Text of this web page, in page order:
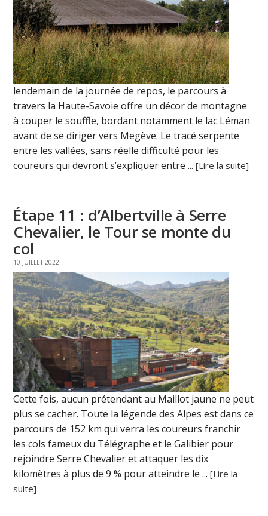
lendemain de la journée de repos, le parcours à
travers la Haute-Savoie offre un décor de montagne
à couper le souffle, bordant notamment le lac Léman
avant de se diriger vers Megève. Le tracé serpente
entre les vallées, sans réelle difficulté pour les
coureurs qui devront s’expliquer entre ...[Lire la suite]
Étape 11 : d’Albertville à Serre
Chevalier, le Tour se monte du
col
10 JUILLET 2022
Cette fois, aucun prétendant au Maillot jaune ne peut
plus se cacher. Toute la légende des Alpes est dans ce
parcours de 152 km qui verra les coureurs franchir
les cols fameux du Télégraphe et le Galibier pour
rejoindre Serre Chevalier et attaquer les dix
kilomètres à plus de 9 % pour atteindre le ...[Lire la
suite]